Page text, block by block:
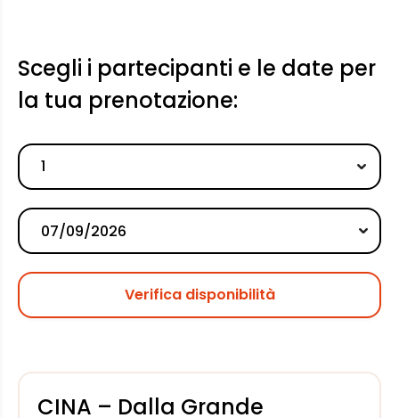
Scegli i partecipanti e le date per
la tua prenotazione:
1
Verifica disponibilità
CINA – Dalla Grande